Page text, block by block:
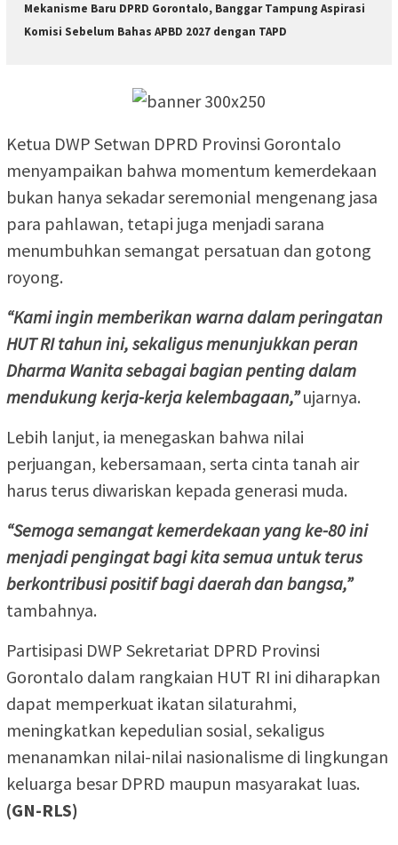
Mekanisme Baru DPRD Gorontalo, Banggar Tampung Aspirasi
Komisi Sebelum Bahas APBD 2027 dengan TAPD
Ketua DWP Setwan DPRD Provinsi Gorontalo
menyampaikan bahwa momentum kemerdekaan
bukan hanya sekadar seremonial mengenang jasa
para pahlawan, tetapi juga menjadi sarana
menumbuhkan semangat persatuan dan gotong
royong.
“Kami ingin memberikan warna dalam peringatan
HUT RI tahun ini, sekaligus menunjukkan peran
Dharma Wanita sebagai bagian penting dalam
mendukung kerja-kerja kelembagaan,”ujarnya.
Lebih lanjut, ia menegaskan bahwa nilai
perjuangan, kebersamaan, serta cinta tanah air
harus terus diwariskan kepada generasi muda.
“Semoga semangat kemerdekaan yang ke-80 ini
menjadi pengingat bagi kita semua untuk terus
berkontribusi positif bagi daerah dan bangsa,”
tambahnya.
Partisipasi DWP Sekretariat DPRD Provinsi
Gorontalo dalam rangkaian HUT RI ini diharapkan
dapat memperkuat ikatan silaturahmi,
meningkatkan kepedulian sosial, sekaligus
menanamkan nilai-nilai nasionalisme di lingkungan
keluarga besar DPRD maupun masyarakat luas.
(GN-RLS)